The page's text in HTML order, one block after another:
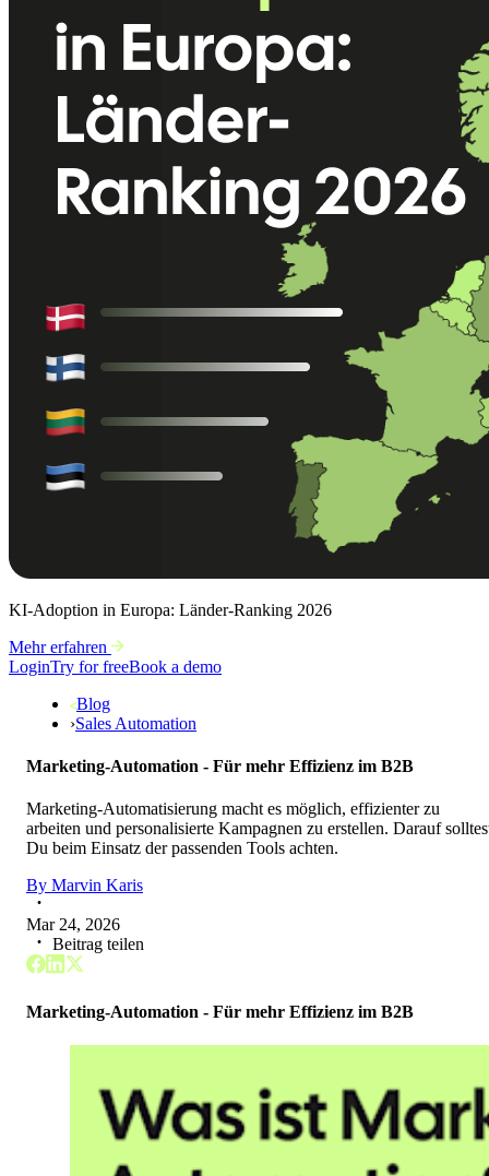
KI-Adoption in Europa: Länder-Ranking 2026
Mehr erfahren
LoginTry for freeBook a demo
Blog
›Sales Automation
Marketing-Automation - Für mehr Effizienz im B2B
Marketing-Automatisierung macht es möglich, effizienter zu
arbeiten und personalisierte Kampagnen zu erstellen. Darauf
Du beim Einsatz der passenden Tools achten.
By Marvin Karis
Mar 24, 2026
Beitrag teilen
Marketing-Automation - Für mehr Effizienz im B2B